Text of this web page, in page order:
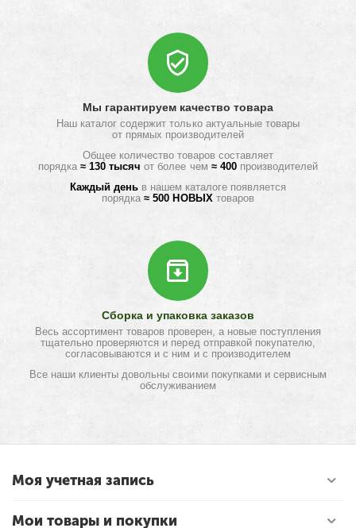
Мы гарантируем качество товара
Наш каталог содержит только актуальные товары
от прямых производителей
Общее количество товаров составляет
порядка≈ 130 тысяч от более чем ≈ 400 производителей
Каждый деньв нашем каталоге появляется
порядка≈ 500 НОВЫХ товаров
Сборка и упаковка заказов
Весь ассортимент товаров проверен, а новые поступления
тщательно проверяются и перед отправкой покупателю,
согласовываются и с ним и с производителем
Все наши клиенты довольны своими покупками и сервисным
обслуживанием
Моя учетная запись
Мои товары и покупки